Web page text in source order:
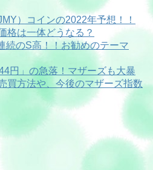
）コインの2022年予想！！
格は一体どうなる？
続のS高！！お勧めのテーマ
円」の急落！マザーズも大暴
買方法や、今後のマザーズ指数